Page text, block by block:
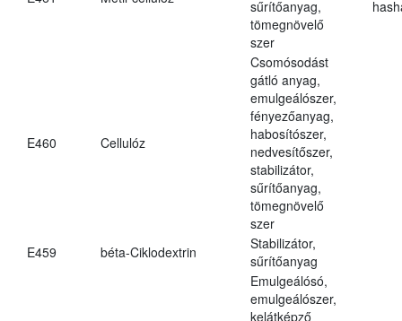
sűrítőanyag,
tömegnövelő
szer
E460 Cellulóz
Csomósodást
gátló anyag,
emulgeálószer,
fényezőanyag,
habosítószer,
nedvesítőszer,
stabilizátor,
sűrítőanyag,
tömegnövelő
szer
E459
béta-Ciklodextrin
Stabilizátor,
sűrítőanyag
Emulgeálósó,
emulgeálószer,
kelátképző